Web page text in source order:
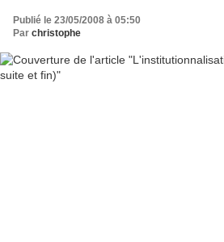
Publié le 23/05/2008 à 05:50
Par christophe